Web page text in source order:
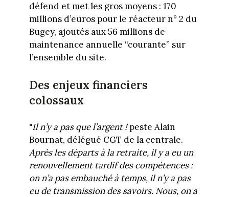
défend et met les gros moyens : 170
millions d’euros pour le réacteur n° 2 du
Bugey, ajoutés aux 56 millions de
maintenance annuelle “courante” sur
l’ensemble du site.
Des enjeux financiers
colossaux
"Il n’y a pas que l’argent !peste Alain
Bournat, délégué CGT de la centrale.
Après les départs à la retraite, il y a eu un
renouvellement tardif des compétences :
on n’a pas embauché à temps, il n’y a pas
eu de transmission des savoirs. Nous, on a